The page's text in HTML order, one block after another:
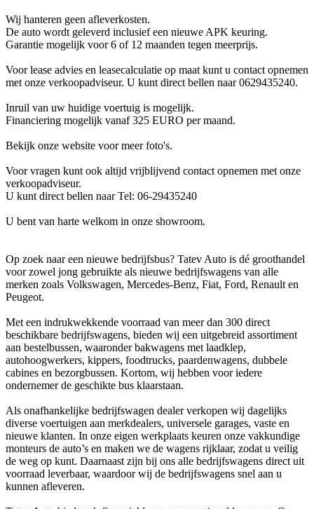
Wij hanteren geen afleverkosten.
De auto wordt geleverd inclusief een nieuwe APK keuring.
Garantie mogelijk voor 6 of 12 maanden tegen meerprijs.
Voor lease advies en leasecalculatie op maat kunt u contact opnemen
met onze verkoopadviseur. U kunt direct bellen naar 0629435240.
Inruil van uw huidige voertuig is mogelijk.
Financiering mogelijk vanaf 325 EURO per maand.
Bekijk onze website voor meer foto's.
Voor vragen kunt ook altijd vrijblijvend contact opnemen met onze
verkoopadviseur.
U kunt direct bellen naar Tel: 06-29435240
U bent van harte welkom in onze showroom.
Op zoek naar een nieuwe bedrijfsbus? Tatev Auto is dé groothandel
voor zowel jong gebruikte als nieuwe bedrijfswagens van alle
merken zoals Volkswagen, Mercedes-Benz, Fiat, Ford, Renault en
Peugeot.
Met een indrukwekkende voorraad van meer dan 300 direct
beschikbare bedrijfswagens, bieden wij een uitgebreid assortiment
aan bestelbussen, waaronder bakwagens met laadklep,
autohoogwerkers, kippers, foodtrucks, paardenwagens, dubbele
cabines en bezorgbussen. Kortom, wij hebben voor iedere
ondernemer de geschikte bus klaarstaan.
Als onafhankelijke bedrijfswagen dealer verkopen wij dagelijks
diverse voertuigen aan merkdealers, universele garages, vaste en
nieuwe klanten. In onze eigen werkplaats keuren onze vakkundige
monteurs de auto’s en maken we de wagens rijklaar, zodat u veilig
de weg op kunt. Daarnaast zijn bij ons alle bedrijfswagens direct uit
voorraad leverbaar, waardoor wij de bedrijfswagens snel aan u
kunnen afleveren.